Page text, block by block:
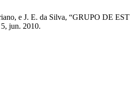
e J. E. da Silva, “GRUPO DE
5, jun. 2010.